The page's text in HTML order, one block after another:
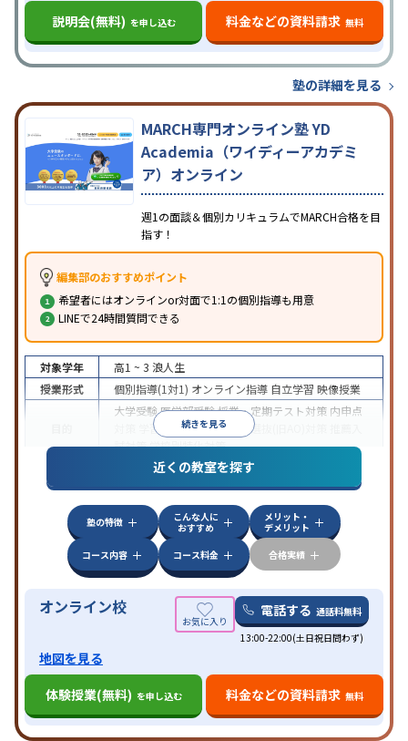
説明会(無料) を申し込む 料金などの資料請求 無料
塾の詳細を見る
MARCH専門オンライン塾 YD
Academia（ワイディーアカデミ
ア）オンライン
週1の面談＆個別カリキュラムでMARCH合格を目
指す！
編集部のおすすめポイント
希望者にはオンラインor対面で1:1の個別指導も用意
LINEで24時間質問できる
続きを見る
対象学年 高1 ~ 3 浪人生
授業形式
個別指導(1対1) オンライン指導 自立学習 映像授業
大学受験医学部受験授業・定期テスト対策 内申点
学習習慣の定着 総合型選抜(旧AO)対策
試対策学校別特化対策
特徴
中高一貫校生に対応授業の振替可能
学習にPC・タブレットを利用オンライン対応1
科目から受講可能
近くの教室を探す
塾の特徴
こんな人に
おすすめ
メリット・
デメリット
コース内容
コース料金 合格実績
オンライン校 電話する 通話料無料
13:00-22:00(土日祝日問わず)
地図を見る
体験授業(無料) を申し込む 料金などの資料請求 無料